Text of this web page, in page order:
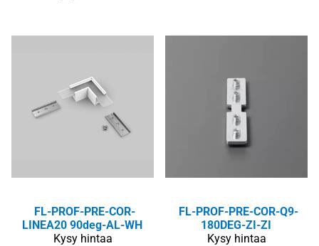
FL-PROF-PRE-COR-
LINEA20 90deg-AL-WH
Kysy hintaa
FL-PROF-PRE-COR-Q9-
180DEG-ZI-ZI
Kysy hintaa